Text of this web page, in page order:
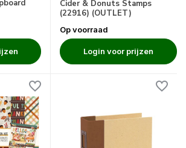
Cider & Donuts Stamps
(22916) (OUTLET)
Op voorraad
Login voor prijzen